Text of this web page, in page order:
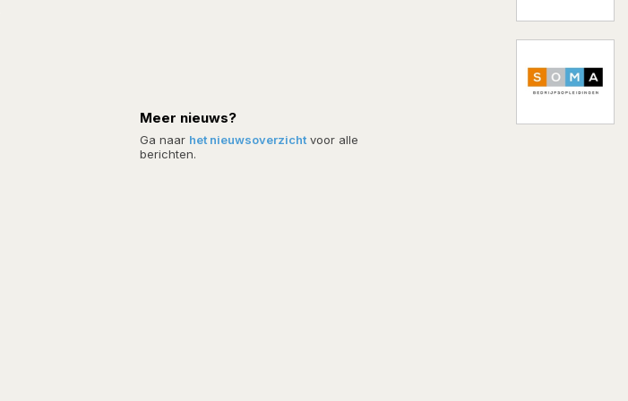
Meer nieuws?
Ga naar het nieuwsoverzicht voor alle
berichten.